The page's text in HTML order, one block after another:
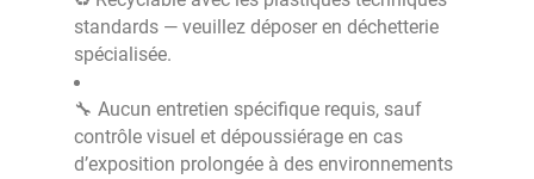
standards — veuillez déposer en déchetterie
spécialisée.
🔧 Aucun entretien spécifique requis, sauf
contrôle visuel et dépoussiérage en cas
d’exposition prolongée à des environnements